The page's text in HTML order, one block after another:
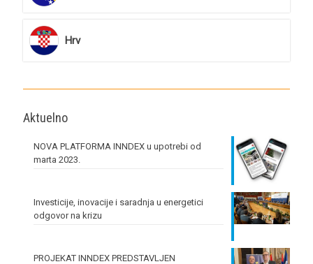
Hrv
Aktuelno
NOVA PLATFORMA INNDEX u upotrebi od
marta 2023.
Investicije, inovacije i saradnja u energetici
odgovor na krizu
PROJEKAT INNDEX PREDSTAVLJEN